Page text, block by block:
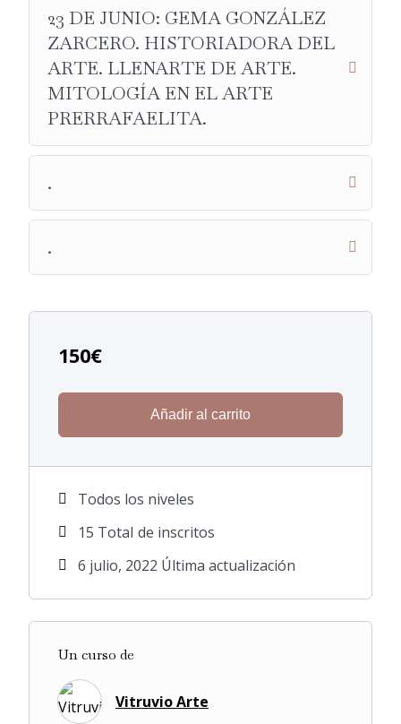
23 DE JUNIO: GEMA GONZÁLEZ
ZARCERO. HISTORIADORA DEL
ARTE. LLENARTE DE ARTE.
MITOLOGÍA EN EL ARTE
PRERRAFAELITA.
.
.
150€
Añadir al carrito
Todos los niveles
15 TotaI de inscritos
6 julio, 2022 Última actualización
Un curso de
Vitruvio Arte